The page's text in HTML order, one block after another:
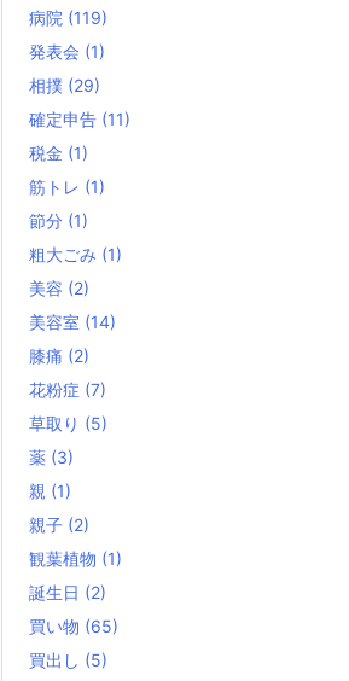
病院 (119)
発表会 (1)
相撲 (29)
確定申告 (11)
税金 (1)
筋トレ (1)
節分 (1)
粗大ごみ (1)
美容 (2)
美容室 (14)
膝痛 (2)
花粉症 (7)
草取り (5)
薬 (3)
親 (1)
親子 (2)
観葉植物 (1)
誕生日 (2)
買い物 (65)
買出し (5)